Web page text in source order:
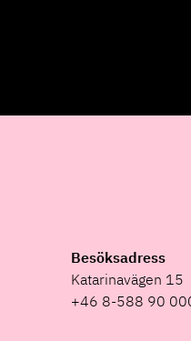
Besöksadress
Katarinavägen 15
+46 8-588 90